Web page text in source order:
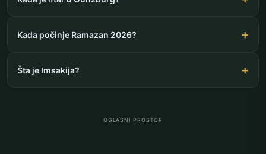
Kada počinje Ramazan 2026?
Šta je Imsakija?
OGLASNI PROSTOR